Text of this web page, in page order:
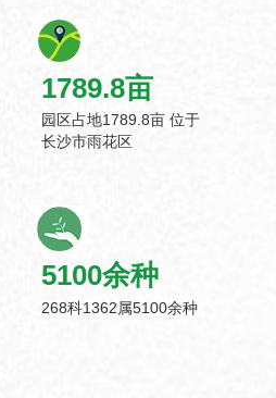
1789.8亩
园区占地1789.8亩 位于
长沙市雨花区
5100余种
268科1362属5100余种